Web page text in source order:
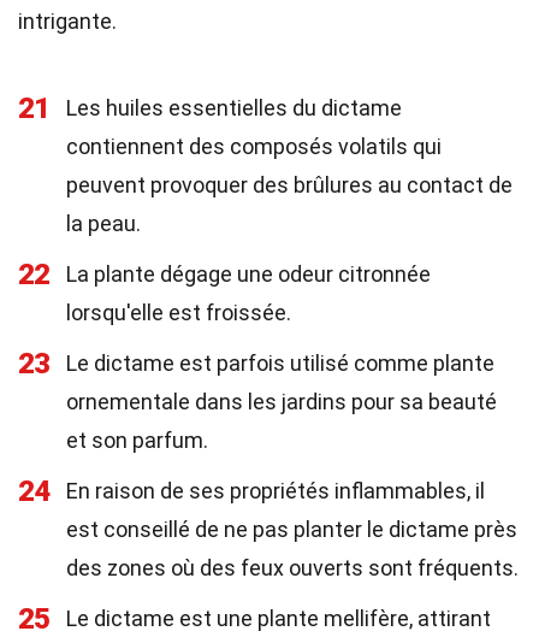
intrigante.
21
Les huiles essentielles du dictame
contiennent des composés volatils qui
peuvent provoquer des brûlures au contact de
la peau.
22
La plante dégage une odeur citronnée
lorsqu'elle est froissée.
23
Le dictame est parfois utilisé comme plante
ornementale dans les jardins pour sa beauté
et son parfum.
24
En raison de ses propriétés inflammables, il
est conseillé de ne pas planter le dictame près
des zones où des feux ouverts sont fréquents.
25
Le dictame est une plante mellifère, attirant